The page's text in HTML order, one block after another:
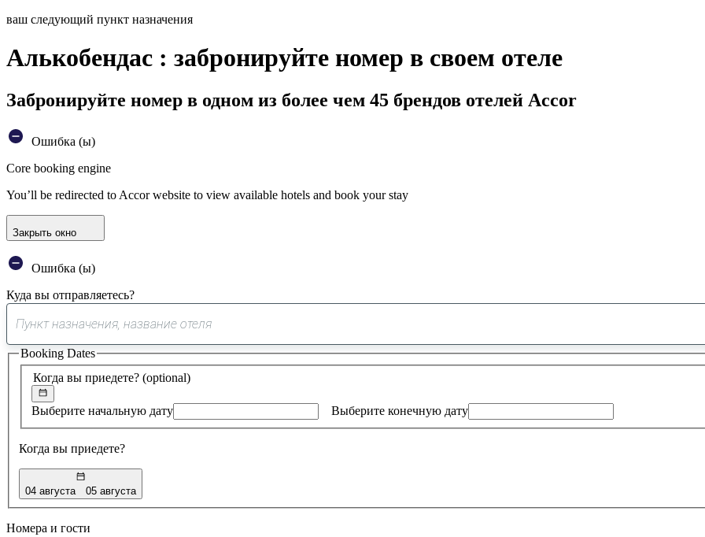
ваш следующий пункт назначения
Алькобендас : забронируйте номер в своем отеле
Забронируйте номер в одном из более чем 45 брендов отелей Accor
Ошибка (ы)
Core booking engine
You’ll be redirected to Accor website to view available hotels and book your stay
Закрыть окно
Ошибка (ы)
Куда вы отправляетесь?
предложение
найдено
Когда вы приедете? (optional)
Выберите начальную дату Выберите конечную дату
Когда вы приедете?
04 августа 05 августа
Booking Dates
Номера и гости